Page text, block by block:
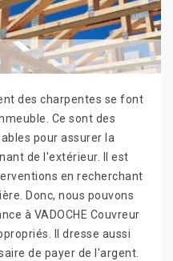
des charpentes se font
Ce sont des
pour assurer la
de l'extérieur. Il est
en recherchant
Donc, nous pouvons
à VADOCHE Couvreur
Il dresse aussi
de payer de l'argent.